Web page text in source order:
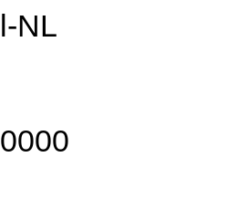
NL